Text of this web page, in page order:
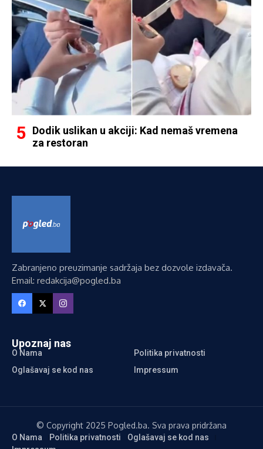
Dodik uslikan u akciji: Kad nemaš vremena
za restoran
Zabranjeno preuzimanje sadržaja bez dozvole izdavača.
Email: redakcija@pogled.ba
Upoznaj nas
O Nama
Politika privatnosti
Oglašavaj se kod nas
Impressum
© Copyright 2025 Pogled.ba. Sva prava pridržana
O Nama Politika privatnosti
Oglašavaj se kod nas